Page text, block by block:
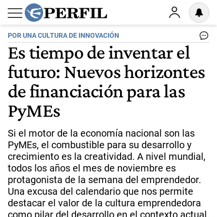
POR UNA CULTURA DE INNOVACIÓN
Es tiempo de inventar el
futuro: Nuevos horizontes
de financiación para las
PyMEs
Si el motor de la economía nacional son las
PyMEs, el combustible para su desarrollo y
crecimiento es la creatividad. A nivel mundial,
todos los años el mes de noviembre es
protagonista de la semana del emprendedor.
Una excusa del calendario que nos permite
destacar el valor de la cultura emprendedora
como pilar del desarrollo en el contexto actual.